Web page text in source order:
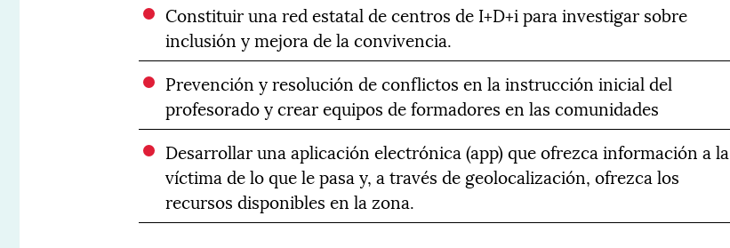
Constituir una red estatal de centros de I+D+i para investigar sobre
inclusión y mejora de la convivencia.
Prevención y resolución de conflictos en la instrucción inicial del
profesorado y crear equipos de formadores en las comunidades
Desarrollar una aplicación electrónica (app) que ofrezca información a la
víctima de lo que le pasa y, a través de geolocalización, ofrezca los
recursos disponibles en la zona.